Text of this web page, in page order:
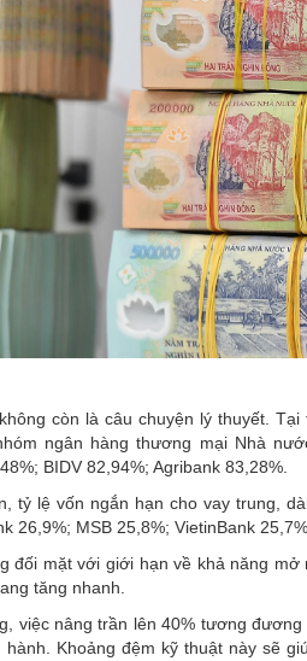
còn là câu chuyện lý thuyết.
ngân hàng thương mại Nhà
BIDV 82,94%; Agribank 83,28%.
tỷ lệ vốn ngắn hạn cho vay trung,
26,9%; MSB 25,8%; VietinBank
đối mặt với giới hạn về khả năng
tăng nhanh.
việc nâng trần lên 40% tương
Khoảng đệm kỹ thuật này sẽ